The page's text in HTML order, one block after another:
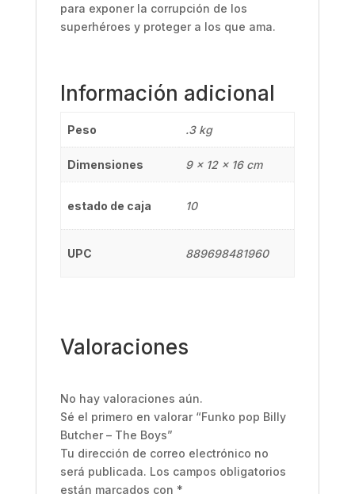
para exponer la corrupción de los
superhéroes y proteger a los que ama.
Información adicional
Peso .3 kg
Dimensiones 9 × 12 × 16 cm
estado de caja 10
UPC 889698481960
Valoraciones
No hay valoraciones aún.
Sé el primero en valorar “Funko pop Billy
Butcher – The Boys”
Tu dirección de correo electrónico no
será publicada. Los campos obligatorios
están marcados con *